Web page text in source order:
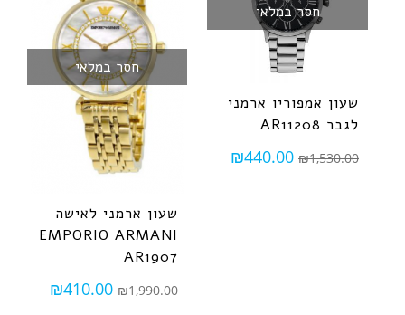
חסר במלאי
שעון אמפוריו ארמני
לגבר AR11208
₪1,530.00
₪440.00
חסר במלאי
שעון ארמני לאישה
EMPORIO ARMANI
AR1907
₪1,990.00
₪410.00